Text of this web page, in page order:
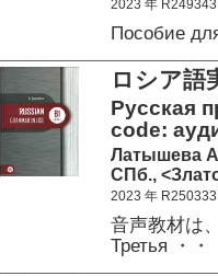
2023 年 R249343
Пособие
ロシア
Русская
code:
Латышева
СПб.,
2023 年 R250333
音声教材は
Третья ・・